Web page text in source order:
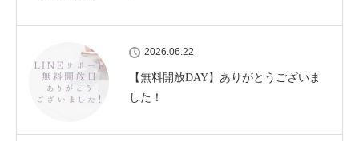
2026.06.22
【無料開放DAY】ありがとうございま
した！